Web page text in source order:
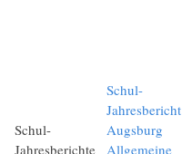
Schul-
Jahresberichte
Schul-
Jahresbericht
Augsburg
Allgemeine